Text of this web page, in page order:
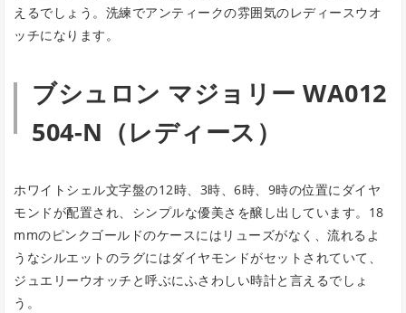
えるでしょう。洗練でアンティークの雰囲気のレディースウオ
ッチになります。
ブシュロン マジョリー WA012
504-N（レディース）
ホワイトシェル文字盤の12時、3時、6時、9時の位置にダイヤ
モンドが配置され、シンプルな優美さを醸し出しています。18
mmのピンクゴールドのケースにはリューズがなく、流れるよ
うなシルエットのラグにはダイヤモンドがセットされていて、
ジュエリーウオッチと呼ぶにふさわしい時計と言えるでしょ
う。